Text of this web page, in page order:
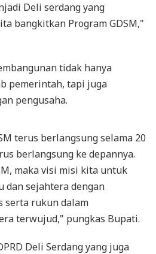
Deli serdang yang
bangkitkan Program GDSM,"
tidak hanya
pemerintah, tapi juga
pengusaha.
terus berlangsung selama 20
berlangsung ke depannya.
maka visi misi kita untuk
dan sejahtera dengan
serta rukun dalam
terwujud," pungkas Bupati.
Deli Serdang yang juga